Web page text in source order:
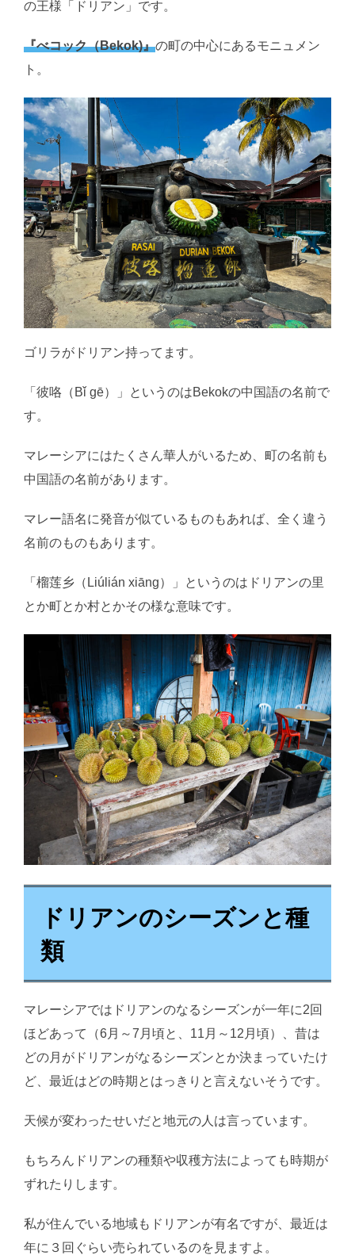
の王様「ドリアン」です。
『べコック（Bekok)』の町の中心にあるモニュメン
ト。
ゴリラがドリアン持ってます。
「彼咯（Bǐ gē）」というのはBekokの中国語の名前で
す。
マレーシアにはたくさん華人がいるため、町の名前も
中国語の名前があります。
マレー語名に発音が似ているものもあれば、全く違う
名前のものもあります。
「榴莲乡（Liúlián xiāng）」というのはドリアンの里
とか町とか村とかその様な意味です。
ドリアンのシーズンと種
類
マレーシアではドリアンのなるシーズンが一年に2回
ほどあって（6月～7月頃と、11月～12月頃）、昔は
どの月がドリアンがなるシーズンとか決まっていたけ
ど、最近はどの時期とはっきりと言えないそうです。
天候が変わったせいだと地元の人は言っています。
もちろんドリアンの種類や収穫方法によっても時期が
ずれたりします。
私が住んでいる地域もドリアンが有名ですが、最近は
年に３回ぐらい売られているのを見ますよ。